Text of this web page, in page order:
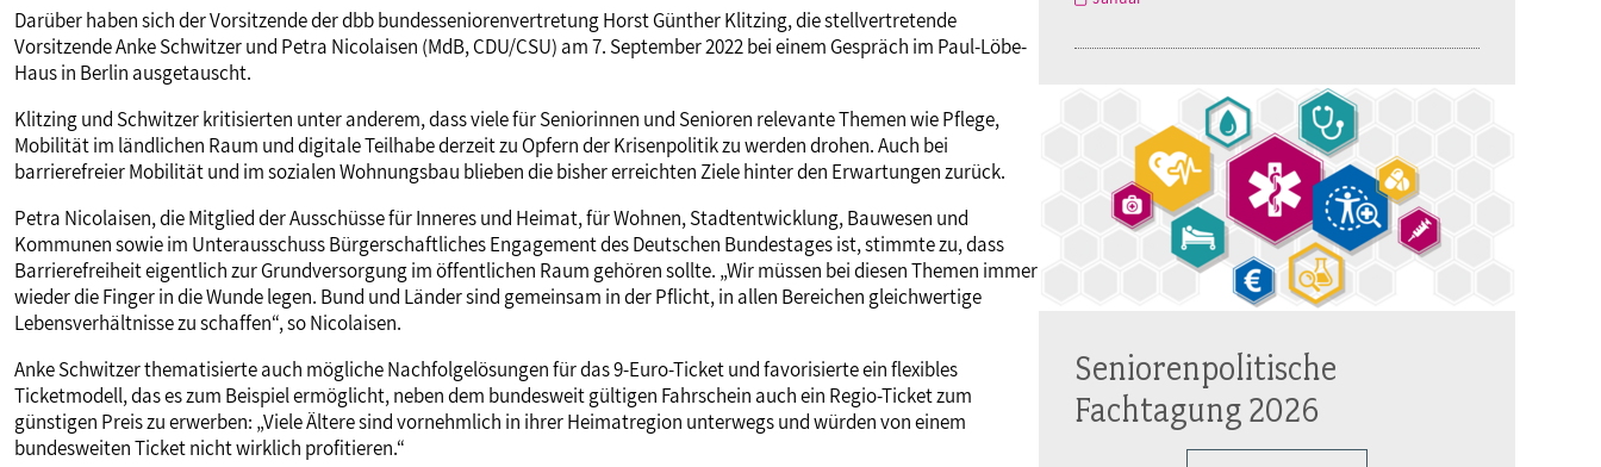
Darüber haben sich der Vorsitzende der dbb bundesseniorenvertretung Horst Günther Klitzing, die stellvertretende
Vorsitzende Anke Schwitzer und Petra Nicolaisen (MdB, CDU/CSU) am 7. September 2022 bei einem Gespräch im Paul-Löbe-
Haus in Berlin ausgetauscht.
Klitzing und Schwitzer kritisierten unter anderem, dass viele für Seniorinnen und Senioren relevante Themen wie Pflege,
Mobilität im ländlichen Raum und digitale Teilhabe derzeit zu Opfern der Krisenpolitik zu werden drohen. Auch bei
barrierefreier Mobilität und im sozialen Wohnungsbau blieben die bisher erreichten Ziele hinter den Erwartungen zurück.
Petra Nicolaisen, die Mitglied der Ausschüsse für Inneres und Heimat, für Wohnen, Stadtentwicklung, Bauwesen und
Kommunen sowie im Unterausschuss Bürgerschaftliches Engagement des Deutschen Bundestages ist, stimmte zu, dass
Barrierefreiheit eigentlich zur Grundversorgung im öffentlichen Raum gehören sollte. „Wir müssen bei diesen Themen immer
wieder die Finger in die Wunde legen. Bund und Länder sind gemeinsam in der Pflicht, in allen Bereichen gleichwertige
Lebensverhältnisse zu schaffen“, so Nicolaisen.
Anke Schwitzer thematisierte auch mögliche Nachfolgelösungen für das 9-Euro-Ticket und favorisierte ein flexibles
Ticketmodell, das es zum Beispiel ermöglicht, neben dem bundesweit gültigen Fahrschein auch ein Regio-Ticket zum
günstigen Preis zu erwerben: „Viele Ältere sind vornehmlich in ihrer Heimatregion unterwegs und würden von einem
bundesweiten Ticket nicht wirklich profitieren.“
Seniorenpolitische
Fachtagung 2026